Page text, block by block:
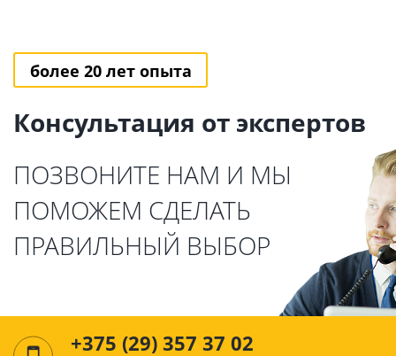
более 20 лет опыта
Консультация от экспертов
ПОЗВОНИТЕ НАМ И МЫ
ПОМОЖЕМ СДЕЛАТЬ
ПРАВИЛЬНЫЙ ВЫБОР
+375 (29) 357 37 02